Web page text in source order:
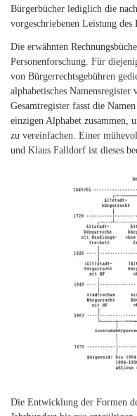
Bürgerbücher lediglich die
vorgeschriebenen Leistung des
Die erwähnten
Personenforschung. Für
von Bürgerrechtsgebühren
alphabetisches
Gesamtregister fasst die
einzigen Alphabet zusammen,
zu vereinfachen. Einer
und Klaus Falldorf ist dieses
Die Entwicklung der Formen